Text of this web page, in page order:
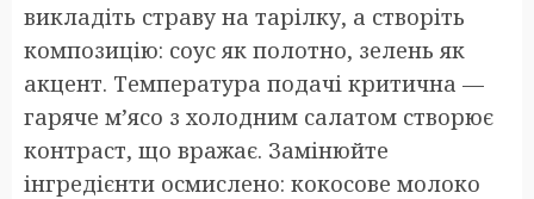
викладіть страву на тарілку, а створіть
композицію: соус як полотно, зелень як
акцент. Температура подачі критична —
гаряче м’ясо з холодним салатом створює
контраст, що вражає. Замінюйте
інгредієнти осмислено: кокосове молоко